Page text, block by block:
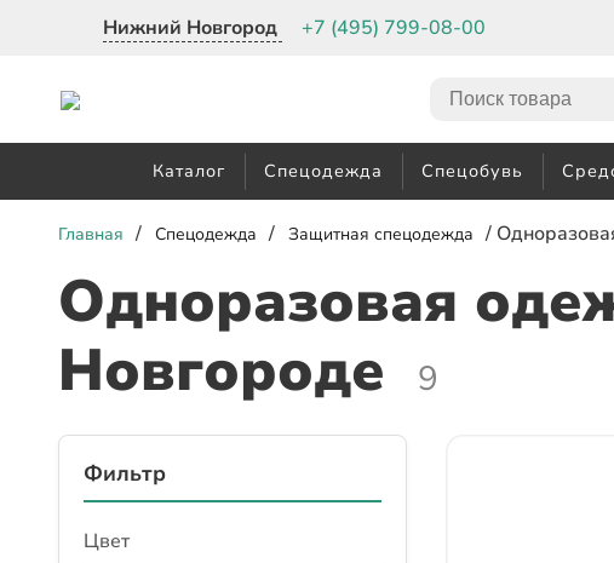
Нижний Новгород +7 (495) 799-08-00
Каталог Спецодежда Спецобувь
Главная / Спецодежда / Защитная спецодежда /
Одноразовая
Новгороде
9
Фильтр
Цвет